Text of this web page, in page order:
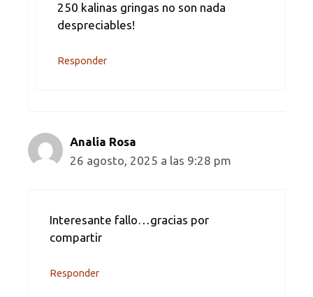
250 kalinas gringas no son nada
despreciables!
Responder
Analia Rosa
26 agosto, 2025 a las 9:28 pm
Interesante fallo…gracias por
compartir
Responder